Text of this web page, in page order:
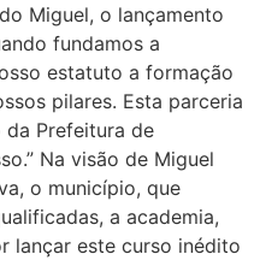
Miguel, o lançamento
fundamos a
estatuto a formação
pilares. Esta parceria
Prefeitura de
Na visão de Miguel
o município, que
a academia,
lançar este curso inédito